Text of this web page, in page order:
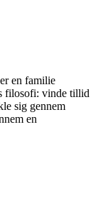
en familie
filosofi: vinde tillid
sig gennem
en